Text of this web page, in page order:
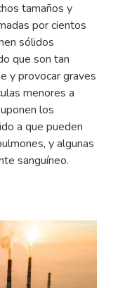
tamaños y
por cientos
sólidos
que son tan
y provocar graves
menores a
los
a que pueden
y algunas
sanguíneo.